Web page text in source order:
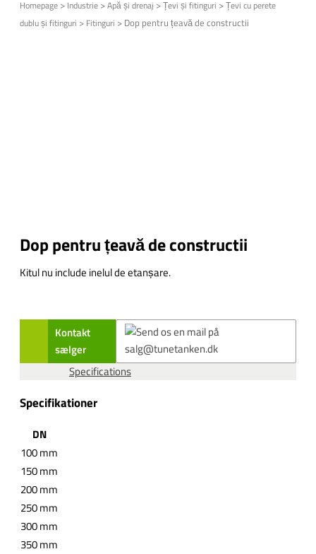
Homepage > Industrie >Apă și drenaj >Țevi și fitinguri >Țevi cu perete
dublu și fitinguri > Fitinguri > Dop pentru țeavă de constructii
Dop pentru țeavă de constructii
Kitul nu include inelul de etanșare.
Kontakt
sælger
Specifications
Specifikationer
DN
100 mm
150 mm
200 mm
250 mm
300 mm
350 mm